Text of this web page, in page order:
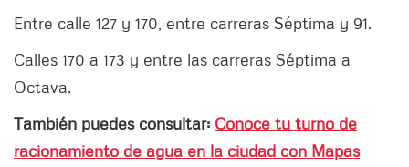
Entre calle 127 y 170, entre carreras Séptima y 91.
Calles 170 a 173 y entre las carreras Séptima a
Octava.
También puedes consultar: Conoce tu turno de
racionamiento de agua en la ciudad con Mapas